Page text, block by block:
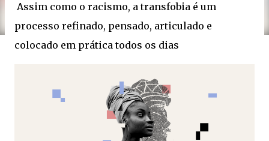
Assim como o racismo, a transfobia é um
processo refinado, pensado, articulado e
colocado em prática todos os dias